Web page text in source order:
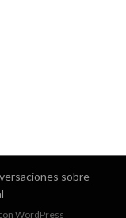
sobre
WordPress